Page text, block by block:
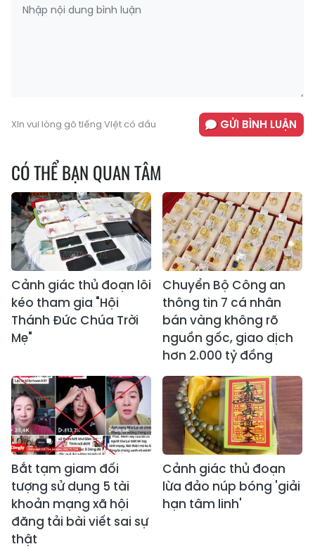
Xin vui lòng gõ tiếng Việt có dấu GỬI BÌNH LUẬN
CÓ THỂ BẠN QUAN TÂM
Cảnh giác thủ đoạn lôi
kéo tham gia "Hội
Thánh Đức Chúa Trời
Mẹ"
Chuyển Bộ Công an
thông tin 7 cá nhân
bán vàng không rõ
nguồn gốc, giao dịch
hơn 2.000 tỷ đồng
Bắt tạm giam đối
tượng sử dụng 5 tài
khoản mạng xã hội
đăng tải bài viết sai sự
thật
Cảnh giác thủ đoạn
lừa đảo núp bóng 'giải
hạn tâm linh'